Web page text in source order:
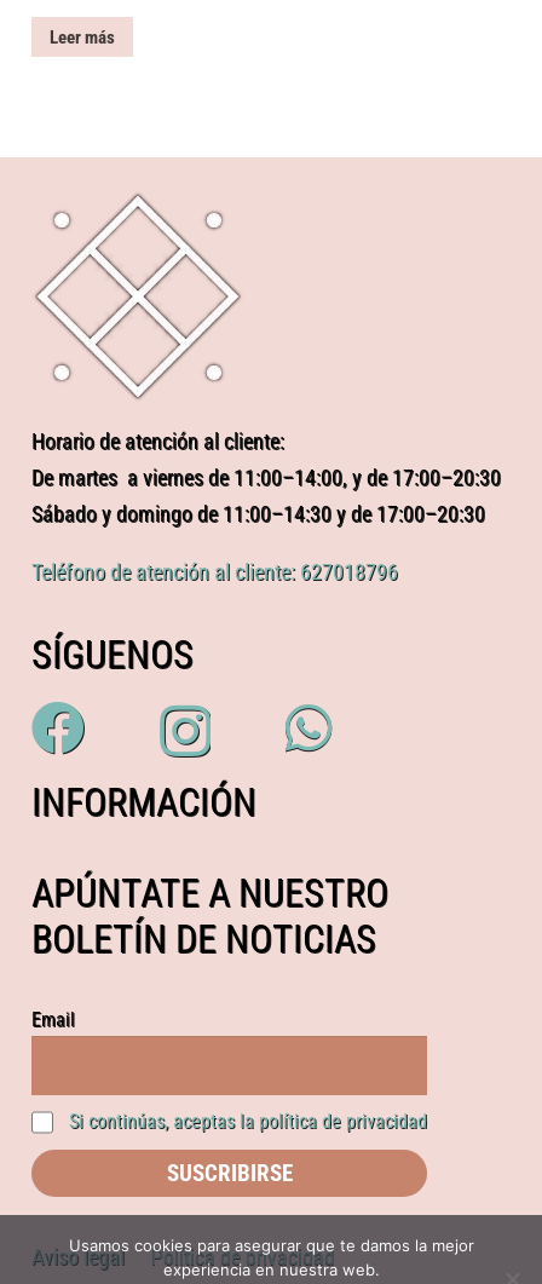
Leer más
Horario de atención al cliente:
De martes a viernes de 11:00–14:00, y de 17:00–20:30
Sábado y domingo de 11:00–14:30 y de 17:00–20:30
Teléfono de atención al cliente: 627018796
SÍGUENOS
INFORMACIÓN
APÚNTATE A NUESTRO
BOLETÍN DE NOTICIAS
Email
Si continúas, aceptas la política de privacidad
Aviso legal
Política de privacidad
Usamos cookies para asegurar que te damos la mejor
experiencia en nuestra web.